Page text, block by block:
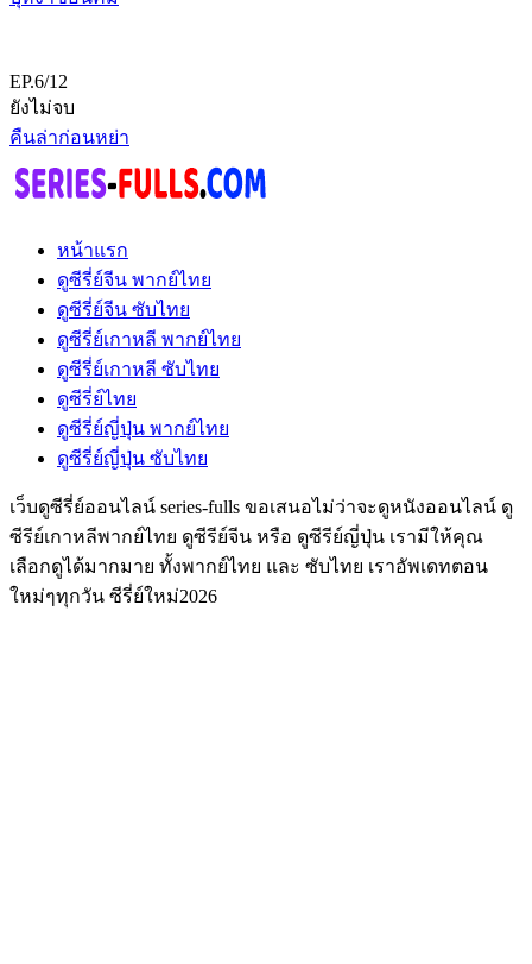
EP.6/12
ยังไม่จบ
คืนล่าก่อนหย่า
หน้าแรก
ดูซีรี่ย์จีน พากย์ไทย
ดูซีรี่ย์จีน ซับไทย
ดูซีรี่ย์เกาหลี พากย์ไทย
ดูซีรี่ย์เกาหลี ซับไทย
ดูซีรี่ย์ไทย
ดูซีรี่ย์ญี่ปุ่น พากย์ไทย
ดูซีรี่ย์ญี่ปุ่น ซับไทย
เว็บดูซีรี่ย์ออนไลน์ series-fulls ขอเสนอไม่ว่าจะดูหนังออนไลน์ ดู
ซีรีย์เกาหลีพากย์ไทย ดูซีรีย์จีน หรือ ดูซีรีย์ญี่ปุ่น เรามีให้คุณ
เลือกดูได้มากมาย ทั้งพากย์ไทย และ ซับไทย เราอัพเดทตอน
ใหม่ๆทุกวัน ซีรี่ย์ใหม่2026